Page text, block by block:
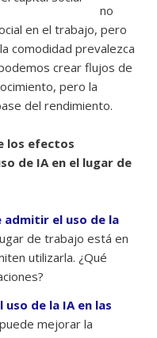
no
en el trabajo, pero
comodidad prevalezca
crear flujos de
pero la
del rendimiento.
los efectos
de IA en el lugar de
admitir el uso de la
de trabajo está en
utilizarla. ¿Qué
de la IA en las
mejorar la